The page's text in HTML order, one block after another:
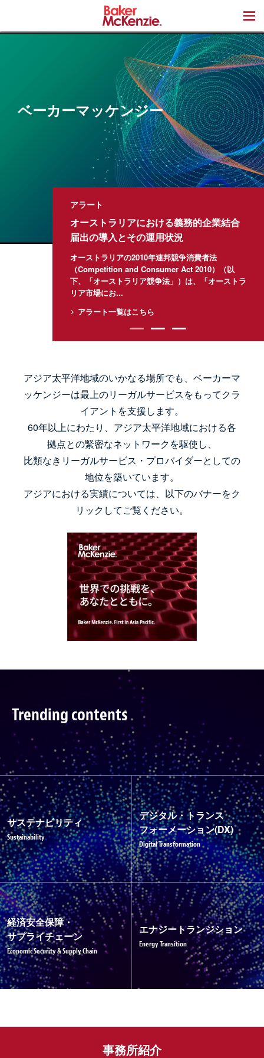
ベーカーマッケンジー
アラート
オーストラリアにおける義務的企業結合
届出の導入とその運用状況
オーストラリアの2010年連邦競争消費者法
（Competition and Consumer Act 2010）（以
下、「オーストラリア競争法」）は、「オーストラ
リア市場にお...
アラート一覧はこちら
1 2 3
アジア太平洋地域のいかなる場所でも、ベーカーマ
ッケンジーは最上のリーガルサービスをもってクラ
イアントを支援します。
60年以上にわたり、アジア太平洋地域における各
拠点との緊密なネットワークを駆使し、
比類なきリーガルサービス・プロバイダーとしての
地位を築いています。
アジアにおける実績については、以下のバナーをク
リックしてご覧ください。
Trending contents
サステナビリティ
Sustainability
デジタル・トランス
フォーメーション(DX)
Digital Transformation
経済安全保障・
サプライチェーン
Economic Security & Supply Chain
エナジートランジション
Energy Transition
事務所紹介